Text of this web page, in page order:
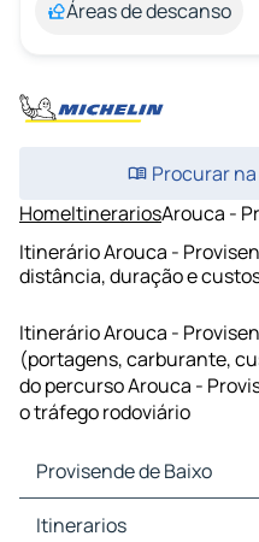
Áreas de descanso
Procurar
HomeItinerariosArouca -
Itinerário Arouca -
distância, duração e
Itinerário Arouca -
(portagens, carburante,
do percurso Arouca -
o tráfego rodoviário
Provisende de Baixo
Provisende de Baixo
Itinerarios